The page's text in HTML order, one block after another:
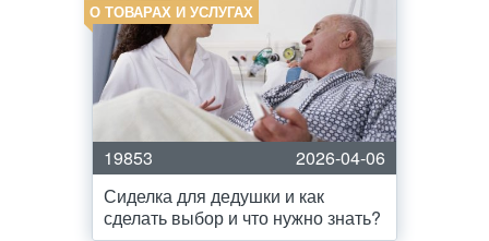
О ТОВАРАХ И УСЛУГАХ
19853
2026-04-06
Сиделка для дедушки и как
сделать выбор и что нужно знать?